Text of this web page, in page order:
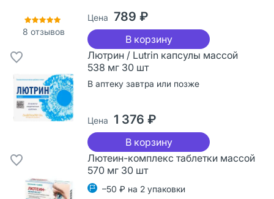
8 отзывов
Цена 789 ₽
В корзину
Лютрин / Lutrin капсулы массой
538 мг 30 шт
В аптеку завтра или позже
Цена 1 376 ₽
В корзину
Лютеин-комплекс таблетки массой
570 мг 30 шт
–50 ₽ на 2 упаковки